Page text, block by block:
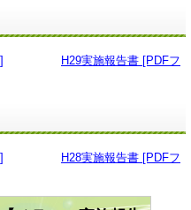
H29実施報告書 [PDFフ
H28実施報告書 [PDFフ